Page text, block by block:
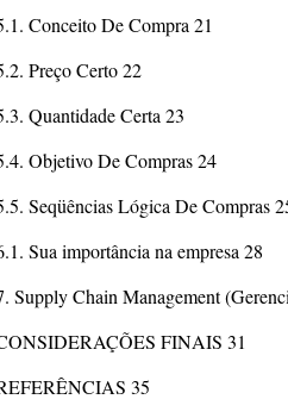
Conceito De Compra 21
Preço Certo 22
Quantidade Certa 23
Objetivo De Compras 24
Seqüências Lógica De Compras
Sua importância na empresa 28
Supply Chain Management
FINAIS 31
35